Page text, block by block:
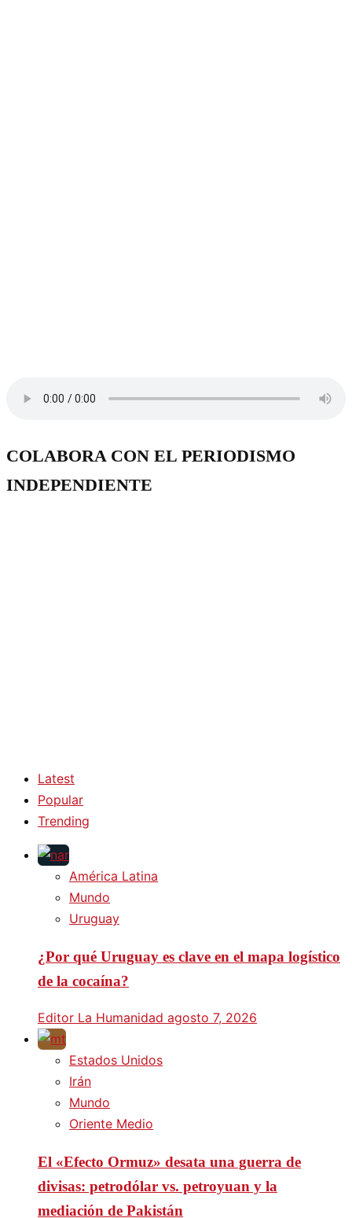
COLABORA CON EL PERIODISMO
INDEPENDIENTE
Latest
Popular
Trending
América Latina
Mundo
Uruguay
¿Por qué Uruguay es clave en el mapa logístico
de la cocaína?
Editor La Humanidad agosto 7, 2026
Estados Unidos
Irán
Mundo
Oriente Medio
El «Efecto Ormuz» desata una guerra de
divisas: petrodólar vs. petroyuan y la
mediación de Pakistán